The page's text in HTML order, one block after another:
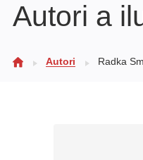
Doplnkový sortiment
Autori a
Autori Radka